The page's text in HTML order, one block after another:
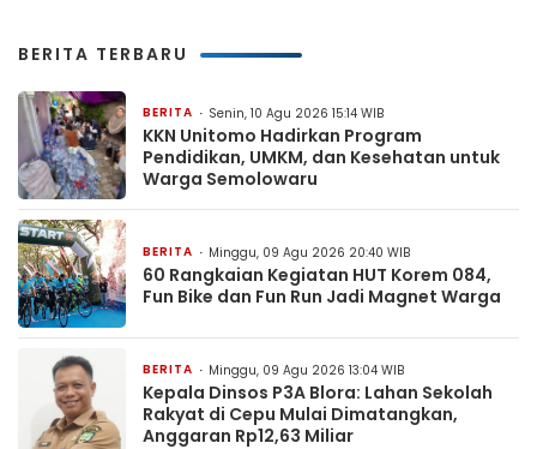
BERITA TERBARU
BERITA Senin, 10 Agu 2026 15:14 WIB
KKN Unitomo Hadirkan Program
Pendidikan, UMKM, dan Kesehatan untuk
Warga Semolowaru
BERITA Minggu, 09 Agu 2026 20:40 WIB
60 Rangkaian Kegiatan HUT Korem 084,
Fun Bike dan Fun Run Jadi Magnet Warga
BERITA Minggu, 09 Agu 2026 13:04 WIB
Kepala Dinsos P3A Blora: Lahan Sekolah
Rakyat di Cepu Mulai Dimatangkan,
Anggaran Rp12,63 Miliar